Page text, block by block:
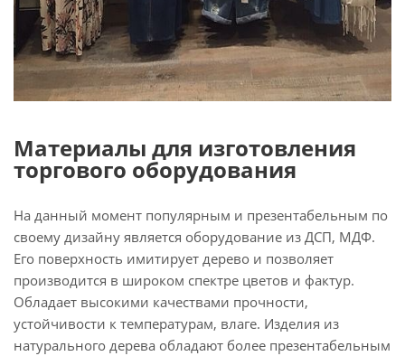
Материалы для изготовления
торгового оборудования
На данный момент популярным и презентабельным по
своему дизайну является оборудование из ДСП, МДФ.
Его поверхность имитирует дерево и позволяет
производится в широком спектре цветов и фактур.
Обладает высокими качествами прочности,
устойчивости к температурам, влаге. Изделия из
натурального дерева обладают более презентабельным